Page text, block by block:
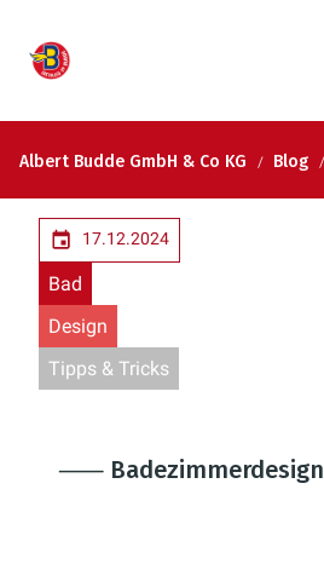
Albert Budde GmbH & Co KG Blog
17.12.2024
Bad
Design
Tipps & Tricks
⸺ Badezimmerdesign